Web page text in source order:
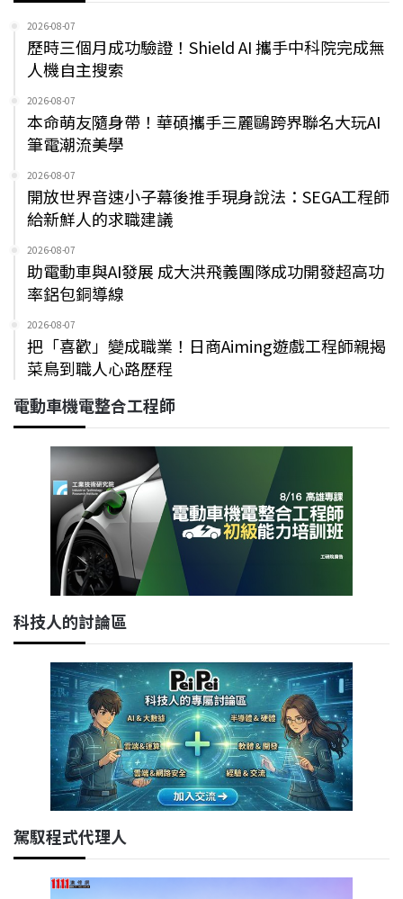
2026-08-07
歷時三個月成功驗證！Shield AI 攜手中科院完成無
人機自主搜索
2026-08-07
本命萌友隨身帶！華碩攜手三麗鷗跨界聯名大玩AI
筆電潮流美學
2026-08-07
開放世界音速小子幕後推手現身說法：SEGA工程師
給新鮮人的求職建議
2026-08-07
助電動車與AI發展 成大洪飛義團隊成功開發超高功
率鋁包銅導線
2026-08-07
把「喜歡」變成職業！日商Aiming遊戲工程師親揭
菜鳥到職人心路歷程
電動車機電整合工程師
科技人的討論區
駕馭程式代理人